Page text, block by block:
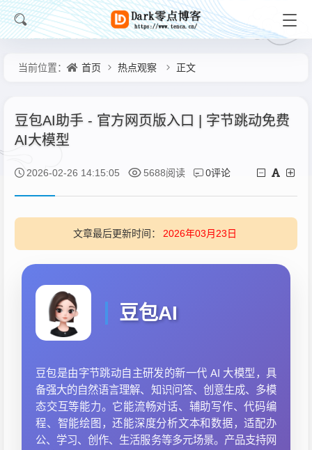
当前位置： 首页 热点观察 正文
豆包AI助手 - 官方网页版入口 | 字节跳动免费
AI大模型
2026-02-26 14:15:05 5688阅读 0评论
文章最后更新时间： 2026年03月23日
豆包AI
豆包是由字节跳动自主研发的新一代 AI 大模型，具
备强大的自然语言理解、知识问答、创意生成、多模
态交互等能力。它能流畅对话、辅助写作、代码编
程、智能绘图，还能深度分析文本和数据，适配办
公、学习、创作、生活服务等多元场景。产品支持网